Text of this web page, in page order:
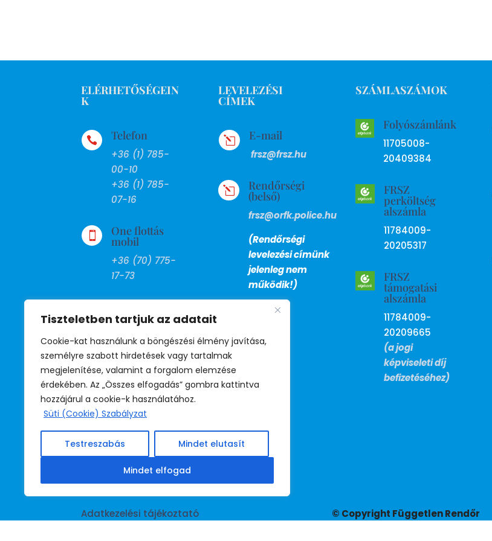
Tiszteletben tartjuk az adatait
Cookie-kat használunk a böngészési élmény javítása,
személyre szabott hirdetések vagy tartalmak
megjelenítése, valamint a forgalom elemzése
érdekében. Az „Összes elfogadás” gombra kattintva
hozzájárul a cookie-k használatához.
Süti (Cookie) Szabályzat
Testreszabás Mindet elutasít
Mindet elfogad
ELÉRHETŐSÉGEIN
K
 Telefon
+36 (1) 785-
00-10
+36 (1) 785-
07-16
 One flottás
mobil
+36 (70) 775-
17-73
+36 (1) 799-
27-13
 BM telefon
39-530
(titkárság)
39-531
(jogsegély)
39-532
(irodavezető)
LEVELEZÉSI
CÍMEK
l E-mail
frsz@frsz.hu
l Rendőrségi
(belső)
frsz@orfk.police.hu
(Rendőrségi
levelezési címünk
jelenleg nem
működik!)
SZÁMLASZÁMOK
Folyószámlánk
11705008-
20409384
FRSZ
perköltség
alszámla
11784009-
20205317
FRSZ
támogatási
alszámla
11784009-
20209665
(a jogi
képviseleti díj
befizetéséhez)
Adatkezelési tájékoztató
© Copyright Független Rendőr